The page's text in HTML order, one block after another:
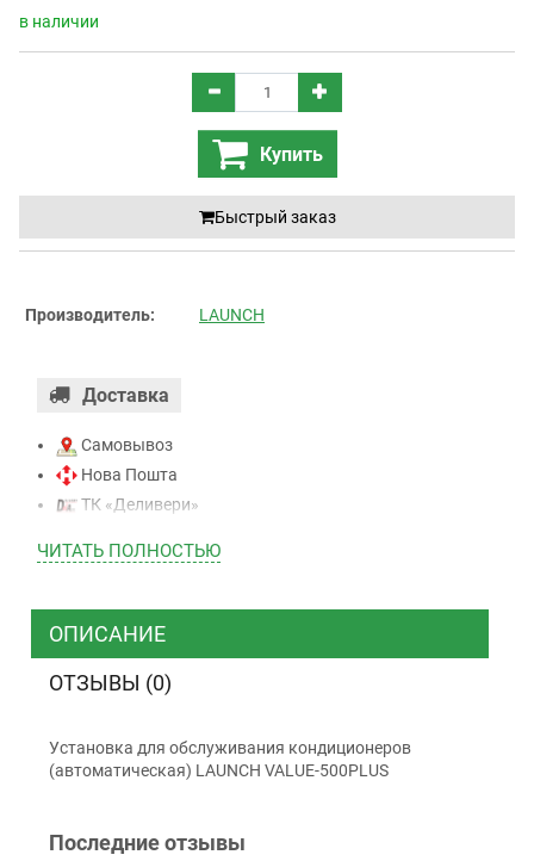
в наличии
Купить
Быстрый заказ
Производитель: LAUNCH
Доставка
Самовывоз
Нова Пошта
ТК «Деливери»
ТК “Justin”
ТК ”УкрПочта”
Наличными
Приватбанк
ЧИТАТЬ ПОЛНОСТЬЮ
ОПИСАНИЕ
ОТЗЫВЫ (0)
Установка для обслуживания кондиционеров
(автоматическая) LAUNCH VALUE-500PLUS
Последние отзывы